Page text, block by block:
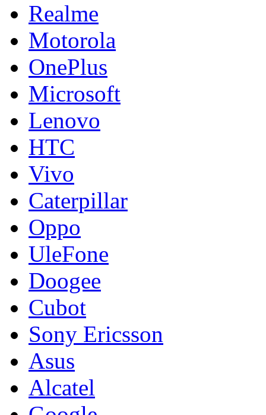
Realme
Motorola
OnePlus
Microsoft
Lenovo
HTC
Vivo
Caterpillar
Oppo
UleFone
Doogee
Cubot
Sony Ericsson
Asus
Alcatel